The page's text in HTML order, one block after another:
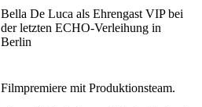
Bella De Luca als Ehrengast VIP bei
der letzten ECHO-Verleihung in
Berlin
Filmpremiere mit Produktionsteam.